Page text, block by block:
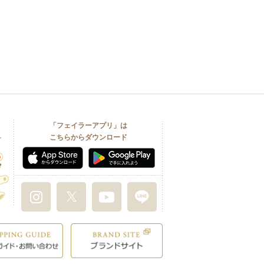
「フェイラーアプリ」は
こちらからダウンロード